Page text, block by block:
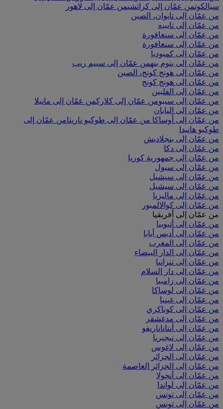
سيالكوتمن عمّان إلى كراتشيمن عمّان إلى لاهور
من عمّان إلى تايوان، الصين
من عمّان إلى تايبيه
من عمّان إلى سنغافورة
من عمّان إلى سنغافورة
من عمّان إلى كمبوديا
من عمّان إلى بنوم بنهمن عمّان إلى سييم ريب
من عمّان إلى هونج كونج، الصين
من عمّان إلى هونج كونج
من عمّان إلى الفلبين
من عمّان إلى سيبومن عمّان إلى كلاركمن عمّان إلى مانيلا
من عمّان إلى اليابان
من عمّان إلى أوساكا من عمّان إلى طوكيو ناريتامن عمّان إلى
طوكيو هانيدا
من عمّان إلى بنجلاديش
من عمّان إلى دكا
من عمّان إلى جمهورية كوريا
من عمّان إلى سيول
من عمّان إلى سيشيل
من عمّان إلى سيشيل
من عمّان إلى ماليزيا
من عمّان إلى كوالالمبور
من عمّان إلى أفريقيا
من عمّان إلى أثيوبيا
من عمّان إلى أديس أبابا
من عمّان إلى المغرب
من عمّان إلى الدار البيضاء
من عمّان إلى تنزانيا
من عمّان إلى دار السلام
من عمّان إلى زامبيا
من عمّان إلى لوساكا
من عمّان إلى غينيا
من عمّان إلى كوناكري
من عمّان إلى مدغشقر
من عمّان إلى أنتاناناريفو
من عمّان إلى نيجيريا
من عمّان إلى لاغوس
من عمّان إلى الجزائر
من عمّان إلى الجزائر العاصمة
من عمّان إلى أنجولا
من عمّان إلى لواندا
من عمّان إلى تونس
من عمّان إلى تونس